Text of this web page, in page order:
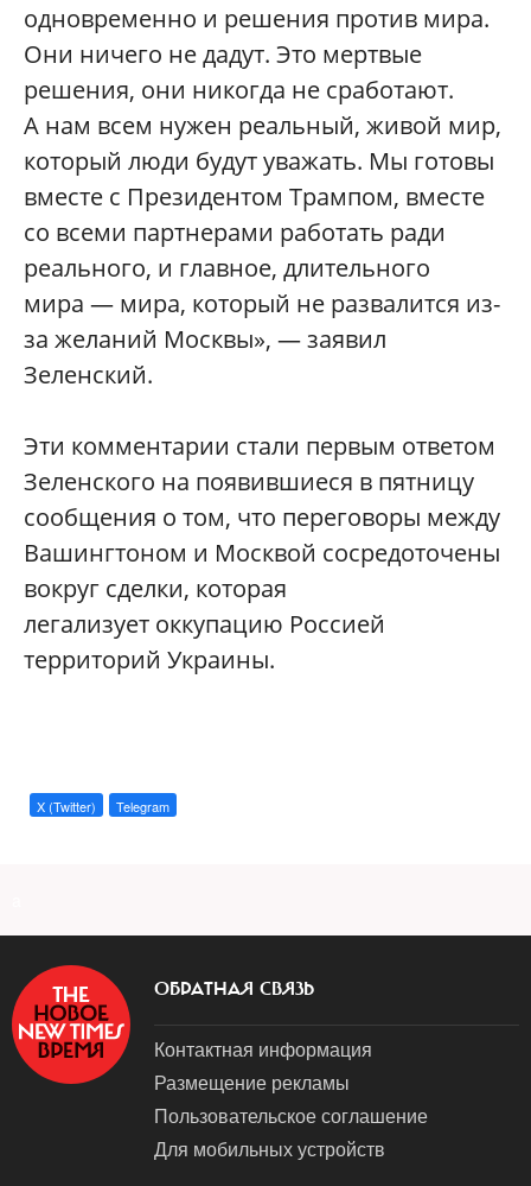
одновременно и решения против мира.
Они ничего не дадут. Это мертвые
решения, они никогда не сработают.
А нам всем нужен реальный, живой мир,
который люди будут уважать. Мы готовы
вместе с Президентом Трампом, вместе
со всеми партнерами работать ради
реального, и главное, длительного
мира — мира, который не развалится из-
за желаний Москвы», — заявил
Зеленский.
Эти комментарии стали первым ответом
Зеленского на появившиеся в пятницу
сообщения о том, что переговоры между
Вашингтоном и Москвой сосредоточены
вокруг сделки, которая
легализует оккупацию Россией
территорий Украины.
X (Twitter) Telegram
ОБРАТНАЯ СВЯЗЬ
Контактная информация
Размещение рекламы
Пользовательское соглашение
Для мобильных устройств